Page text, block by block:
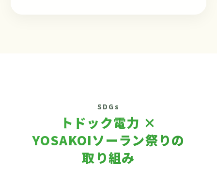
SDGs
トドック電力 ×
YOSAKOIソーラン祭りの
取り組み